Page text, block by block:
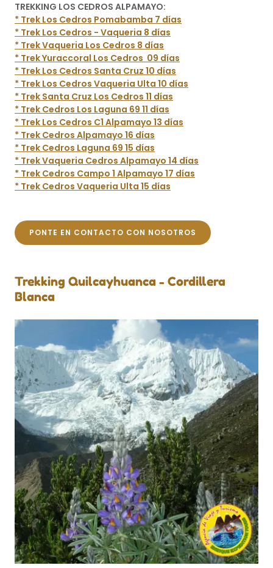
TREKKING LOS CEDROS ALPAMAYO:
* Trek Los Cedros Pomabamba 7 días
* Trek Los Cedros - Vaqueria 8 días
* Trek Vaqueria Los Cedros 8 días
* Trek Yuraccoral Los Cedros 09 días
* Trek Los Cedros Santa Cruz 10 días
* Trek Los Cedros Vaqueria Ulta 10 días
* Trek Santa Cruz Los Cedros 11 días
* Trek Cedros Los Laguna 69 11 días
* Trek Los Cedros C1 Alpamayo 13 días
* Trek Cedros Alpamayo 16 días
* Trek Cedros Laguna 69 15 días
* Trek Vaqueria Cedros Alpamayo 14 días
* Trek Cedros Campo 1 Alpamayo 17 días
* Trek Cedros Vaqueria Ulta 15 días
PONTE EN CONTACTO CON NOSOTROS
Trekking Quilcayhuanca - Cordillera
Blanca